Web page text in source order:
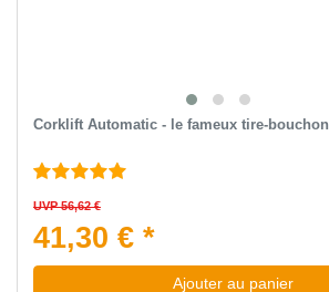
Corklift Automatic - le fameux tire-bouchon
UVP 56,62 €
41,30 € *
Ajouter au panier